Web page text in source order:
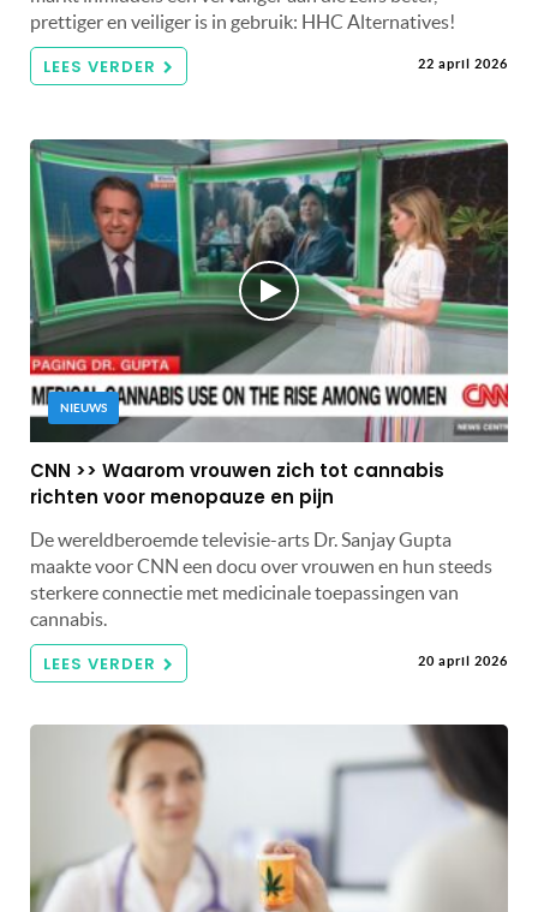
prettiger en veiliger is in gebruik: HHC Alternatives!
LEES VERDER 22 april 2026
NIEUWS
CNN >> Waarom vrouwen zich tot cannabis
richten voor menopauze en pijn
De wereldberoemde televisie-arts Dr. Sanjay Gupta
maakte voor CNN een docu over vrouwen en hun steeds
sterkere connectie met medicinale toepassingen van
cannabis.
LEES VERDER 20 april 2026